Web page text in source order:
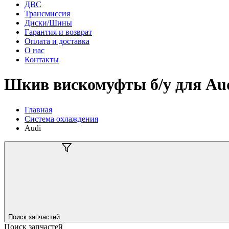
ДВС
Трансмиссия
Диски/Шины
Гарантия и возврат
Оплата и доставка
О нас
Контакты
Шкив вискомуфты б/у для
Главная
Система охлаждения
Audi
Поиск запчастей
Поиск запчастей